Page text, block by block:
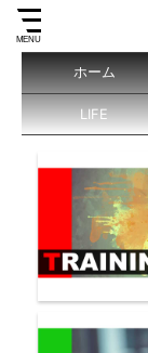
ホーム
LIFE